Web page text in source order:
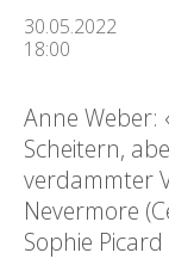
30.05.2022
18:00
Anne Weber:
Scheitern,
verdammter
Nevermore
Sophie